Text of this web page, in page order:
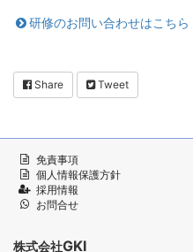
研修のお問い合わせはこちら
Share Tweet
免責事項
個人情報保護方針
採用情報
お問合せ
株式会社GKI